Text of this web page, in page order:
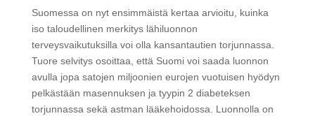
Suomessa on nyt ensimmäistä kertaa arvioitu, kuinka
iso taloudellinen merkitys lähiluonnon
terveysvaikutuksilla voi olla kansantautien torjunnassa.
Tuore selvitys osoittaa, että Suomi voi saada luonnon
avulla jopa satojen miljoonien eurojen vuotuisen hyödyn
pelkästään masennuksen ja tyypin 2 diabeteksen
torjunnassa sekä astman lääkehoidossa. Luonnolla on